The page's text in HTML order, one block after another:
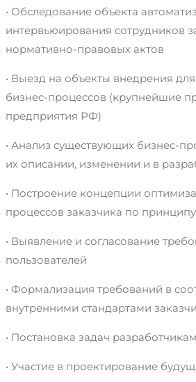
• Обследование объекта
интервьюирования сотрудников
нормативно-правовых актов
• Выезд на объекты внедрения
бизнес-процессов (крупнейшие
предприятия РФ)
• Анализ существующих бизнес-
их описании, изменении и в
• Построение концепции
процессов заказчика по
• Выявление и согласование
пользователей
• Формализация требований в
внутренними стандартами
• Постановка задач разработчикам
• Участие в проектирование